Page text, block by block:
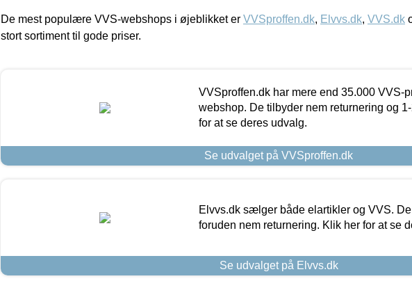
De mest populære VVS-webshops i øjeblikket er VVSproffen.dk, Elvvs.dk, VVS.dk
stort sortiment til gode priser.
VVSproffen.dk har mere end 35.000 VVS-
webshop. De tilbyder nem returnering og
for at se deres udvalg.
Se udvalget på VVSproffen.dk
Elvvs.dk sælger både elartikler og VVS.
foruden nem returnering. Klik her for at se
Se udvalget på Elvvs.dk